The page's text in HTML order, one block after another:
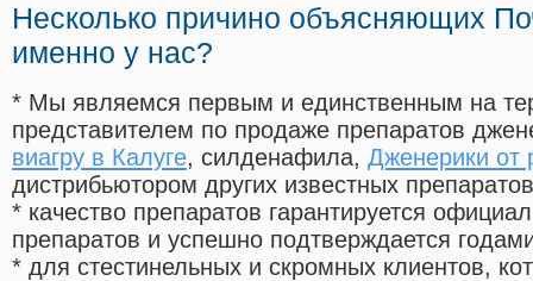
Несколько причино объясняющих
именно у нас?
* Мы являемся первым и единственным на
представителем по продаже препаратов
виагру в Калуге, силденафила, Дженерики от
дистрибьютором других известных препаратов
* качество препаратов гарантируется
препаратов и успешно подтверждается
* для стестинельных и скромных клиентов,